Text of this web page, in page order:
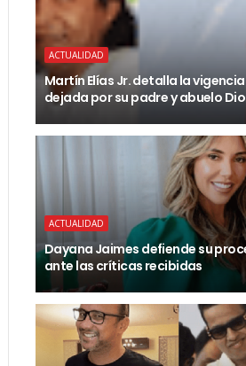
ACTUALIDAD
Martín Elías Jr. detalla la
dejada por su padre y abuelo
ACTUALIDAD
Dayana Jaimes defiende su
ante las críticas recibidas